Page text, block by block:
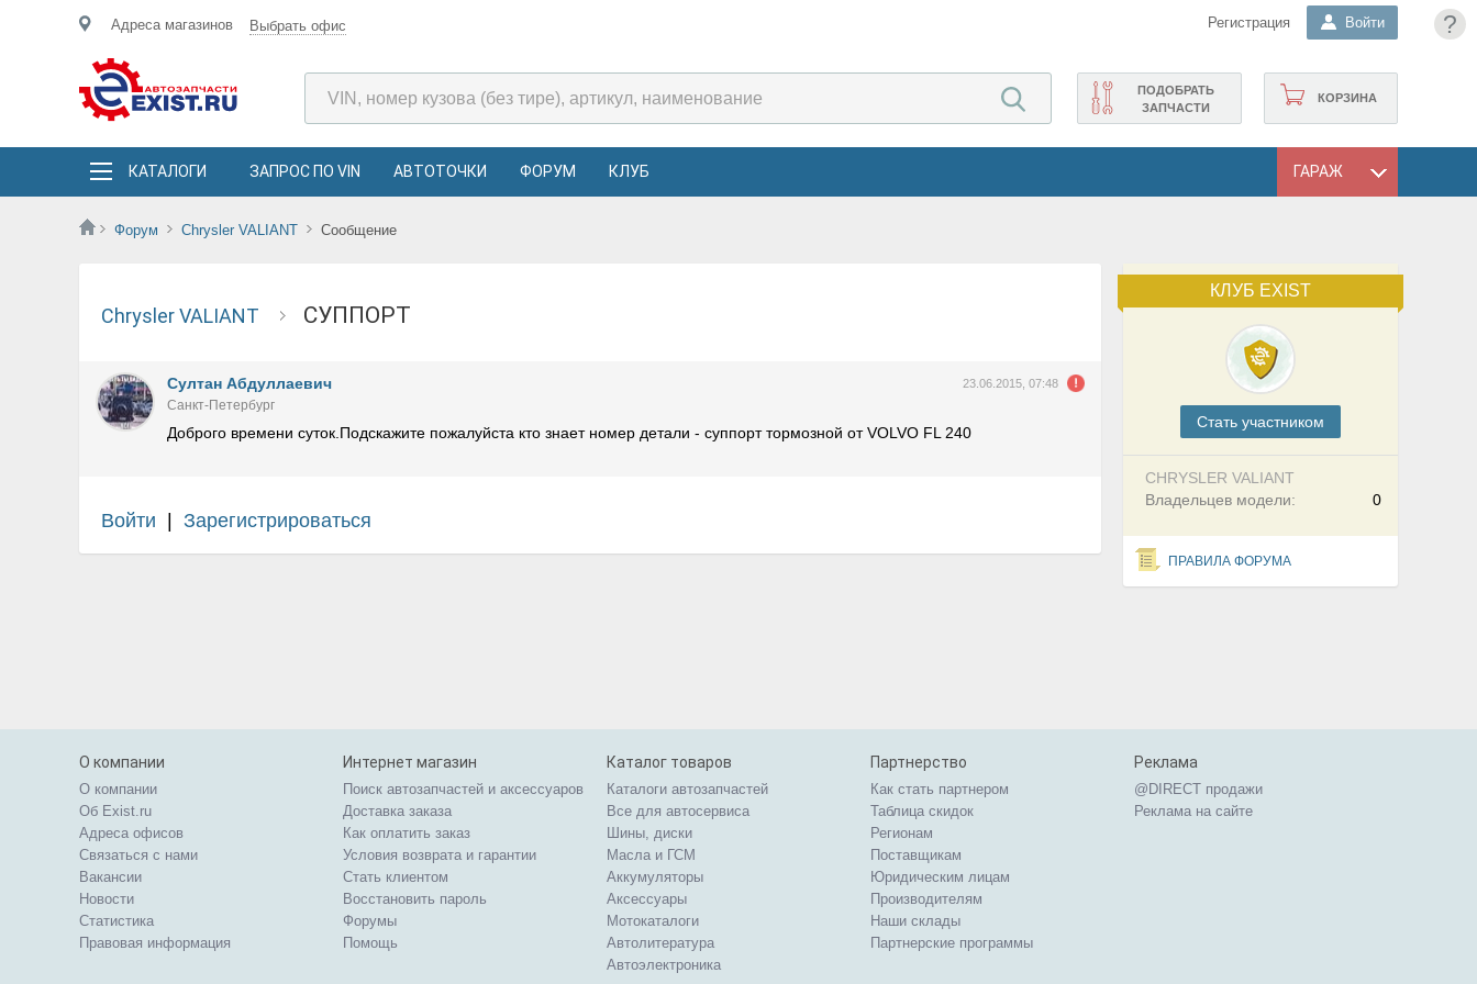
?
Адреса магазинов Выбрать офис Регистрация Войти
КОРЗИНА
ПОДОБРАТЬ
ЗАПЧАСТИ
КАТАЛОГИ ЗАПРОС ПО VIN АВТОТОЧКИ ФОРУМ КЛУБ ГАРАЖ
Форум Chrysler VALIANT Сообщение
КЛУБ EXIST
Cтать участником
CHRYSLER VALIANT
0
Владельцев модели:
ПРАВИЛА ФОРУМА
Chrysler VALIANT СУППОРТ
Султан Абдуллаевич 23.06.2015, 07:48
Санкт-Петербург
Доброго времени суток.Подскажите пожалуйста кто знает номер детали - суппорт тормозной от VOLVO FL 240
Войти Зарегистрироваться
О компании
О компании
Об Exist.ru
Адреса офисов
Связаться с нами
Вакансии
Новости
Статистика
Правовая информация
Интернет магазин
Поиск автозапчастей и аксессуаров
Доставка заказа
Как оплатить заказ
Условия возврата и гарантии
Стать клиентом
Восстановить пароль
Форумы
Помощь
Каталог товаров
Каталоги автозапчастей
Все для автосервиса
Шины, диски
Масла и ГСМ
Аккумуляторы
Аксессуары
Мотокаталоги
Автолитература
Автоэлектроника
Партнерство
Как стать партнером
Таблица скидок
Регионам
Поставщикам
Юридическим лицам
Производителям
Наши склады
Партнерские программы
Реклама
@DIRECT продажи
Реклама на сайте